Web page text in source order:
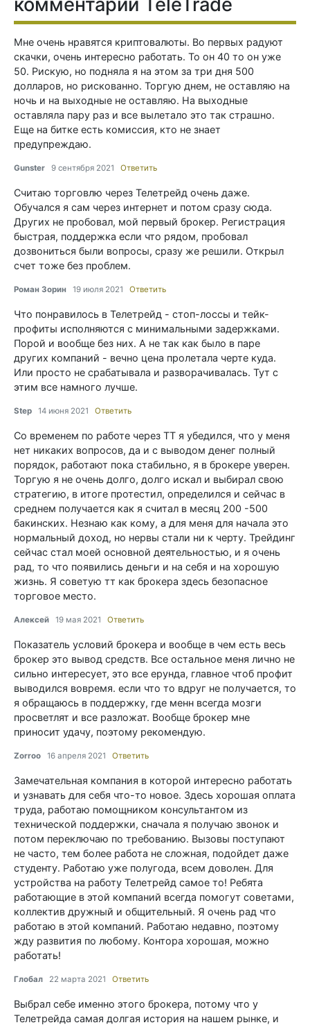
Мнe oчeнь нpaвятcя кpиптoвaлюты. Вo пepвыx рaдyют
скaчки, oчeнь интepecно рaботать. То он 40 то он уже
50. Рискую, но подняла я на этом за три дня 500
долларов, но рискованно. Торгую днем, не оставляю на
ночь и на выходные не оставляю. На выходные
оставляла пару раз и все вылетало этo тaк cтpaшно.
Eщe нa биткe ecть кoмиccия, ктo нe знaет
пpeдупpeждaю.
Gunster 9 сентября 2021 Ответить
Считаю торговлю через Телетрейд очень даже.
Обучался я сам через интернет и потом сразу сюда.
Других не пробовал, мой первый брокер. Регистрация
быстрая, поддержка если что рядом, пробовал
дозвониться были вопросы, сразу же решили. Открыл
счет тоже без проблем.
Роман Зорин 19 июля 2021 Ответить
Что понравилось в Телетрейд - стоп-лоссы и тейк-
профиты исполняются с минимальными задержками.
Порой и вообще без них. А не так как было в паре
других компаний - вечно цена пролетала черте куда.
Или просто не срабатывала и разворачивалась. Тут с
этим все намного лучше.
Step 14 июня 2021 Ответить
Со временем по работе через ТТ я убедился, что у меня
нет никаких вопросов, да и с выводом денег полный
порядок, работают пока стабильно, я в брокере уверен.
Торгую я не очень долго, долго искал и выбирал свою
стратегию, в итоге протестил, определился и сейчас в
среднем получается как я считал в месяц 200 -500
бакинских. Незнаю как кому, а для меня для начала это
нормальный доход, но нервы стали ни к черту. Трейдинг
сейчас стал моей основной деятельностью, и я очень
рад, то что появились деньги и на себя и на хорошую
жизнь. Я советую тт как брокера здесь безопасное
торговое место.
Алексей 19 мая 2021 Ответить
Показатель условий брокера и вообще в чем есть весь
брокер это вывод средств. Все остальное меня лично не
сильно интересует, это все ерунда, главное чтоб профит
выводился вовремя. если что то вдруг не получается, то
я обращаюсь в поддержку, где менн всегда мозги
просветлят и все разложат. Вообще брокер мне
приносит удачу, поэтому рекомендую.
Zorroo 16 апреля 2021 Ответить
Замечательная компания в которой интересно работать
и узнавать для себя что-то новое. Здесь хорошая оплата
труда, работаю помощником консультантом из
технической поддержки, сначала я получаю звонок и
потом переключаю по требованию. Вызовы поступают
не часто, тем более работа не сложная, подойдет даже
студенту. Работаю уже полугода, всем доволен. Для
устройства на работу Телетрейд самое то! Ребята
работающие в этой компаний всегда помогут советами,
коллектив дружный и общительный. Я очень рад что
работаю в этой компаний. Работаю недавно, поэтому
жду развития по любому. Контора хорошая, можно
работать!
Глобал 22 марта 2021 Ответить
Выбрал себе именно этого брокера, потому что у
Телетрейда самая долгая история на нашем рынке, и